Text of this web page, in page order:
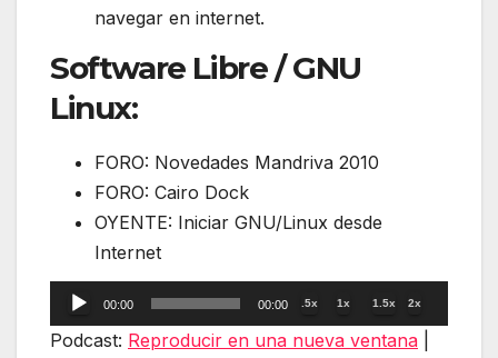
navegar en internet.
Software Libre / GNU
Linux:
FORO: Novedades Mandriva 2010
FORO: Cairo Dock
OYENTE: Iniciar GNU/Linux desde
Internet
Reproductor
de
00:00 00:00 .5x 1x 1.5x 2x
Podcast: Reproducir en una nueva ventana